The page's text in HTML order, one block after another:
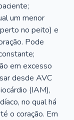
um menor
no peito) e
Pode
em excesso
desde AVC
(IAM),
no qual há
o coração. Em